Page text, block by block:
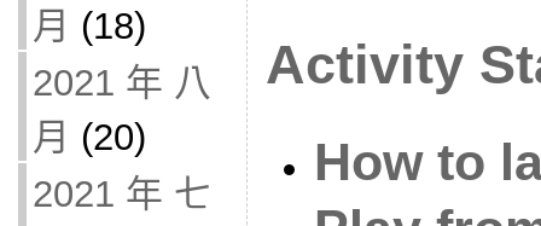
月 (18)
2021 年 八
月 (20)
2021 年 七
Activity
How to